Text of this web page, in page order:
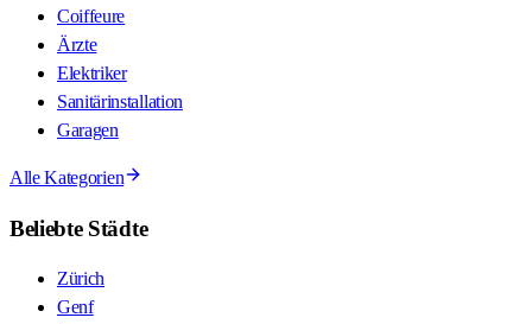
Coiffeure
Ärzte
Elektriker
Sanitärinstallation
Garagen
Alle Kategorien
Beliebte Städte
Zürich
Genf